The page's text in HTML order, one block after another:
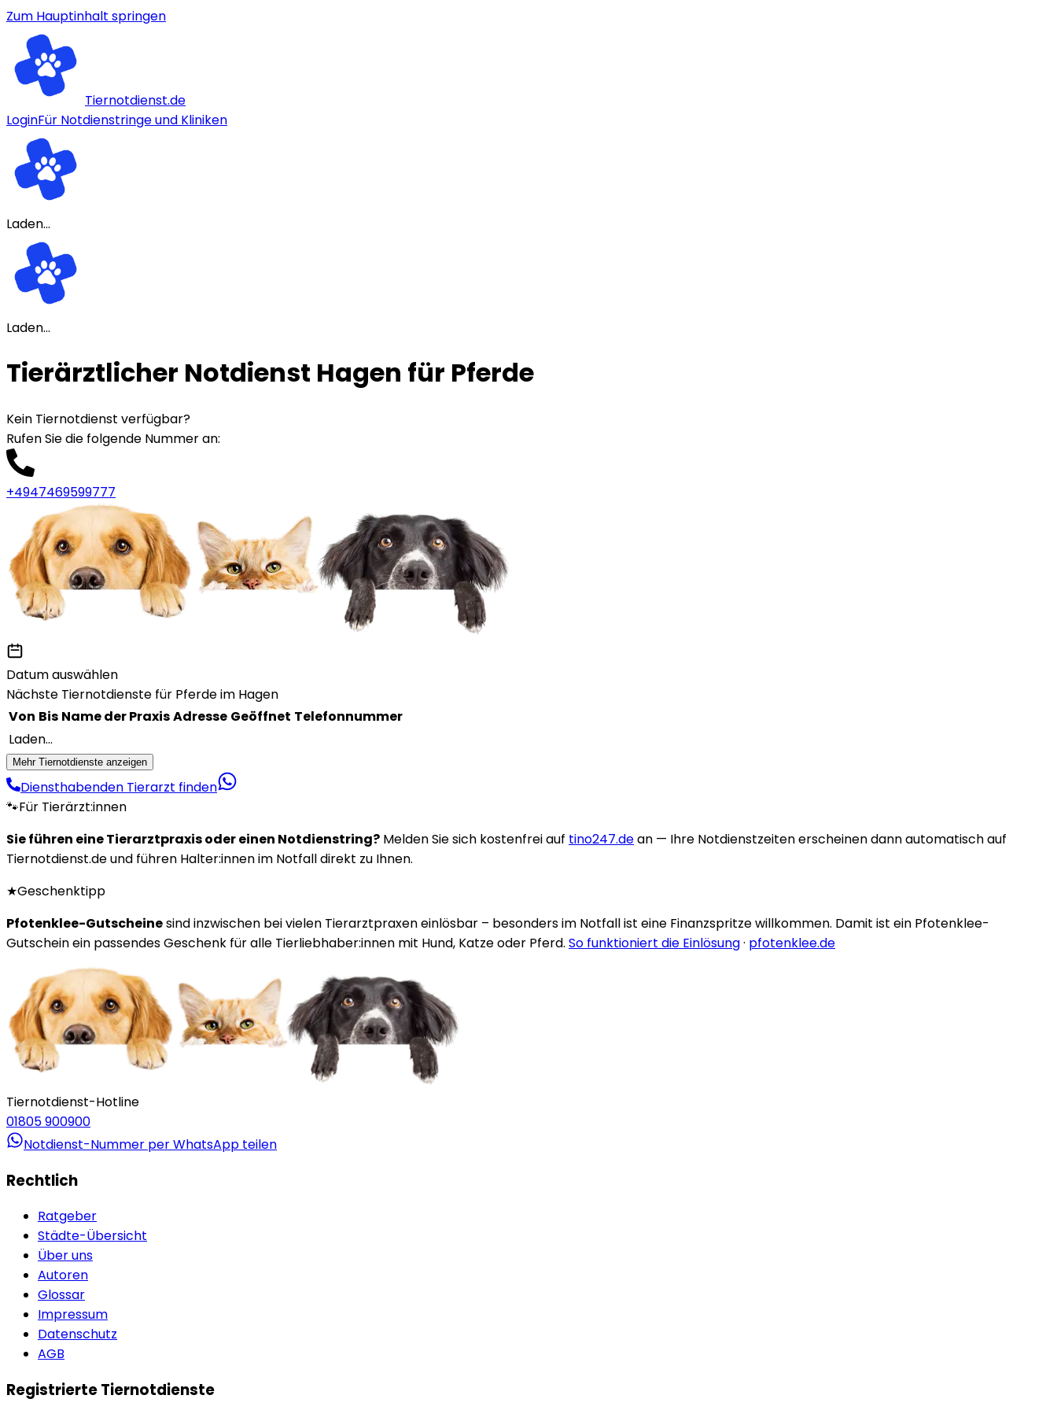
Zum Hauptinhalt springen
Tiernotdienst.de
LoginFür Notdienstringe und Kliniken
Laden...
Laden...
Tierärztlicher Notdienst Hagen für Pferde
Kein Tiernotdienst verfügbar?
Rufen Sie die folgende Nummer an:
+4947469599777
Datum auswählen
Nächste Tiernotdienste für Pferde im Hagen
Von Bis Name der PraxisAdresse Geöffnet Telefonnummer
Laden...
Mehr Tiernotdienste anzeigen
Diensthabenden Tierarzt finden
🐾Für Tierärzt:innen
Sie führen eine Tierarztpraxis oder einen Notdienstring? Melden Sie sich kostenfrei auf tino247.dean — Ihre Notdienstzeiten erscheinen dann automatisch auf
Tiernotdienst.de und führen Halter:innen im Notfall direkt zu Ihnen.
★Geschenktipp
Pfotenklee-Gutscheinesind inzwischen bei vielen Tierarztpraxen einlösbar – besonders im Notfall ist eine Finanzspritze willkommen. Damit ist ein Pfotenklee-
Gutschein ein passendes Geschenk für alle Tierliebhaber:innen mit Hund, Katze oder Pferd. So funktioniert die Einlösung· pfotenklee.de
Tiernotdienst-Hotline
01805 900900
Notdienst-Nummer per WhatsApp teilen
Rechtlich
Ratgeber
Städte-Übersicht
Über uns
Autoren
Glossar
Impressum
Datenschutz
AGB
Registrierte Tiernotdienste